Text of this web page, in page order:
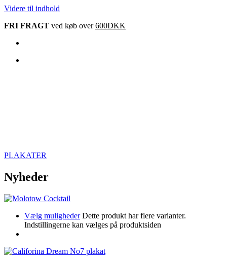
Videre til indhold
FRI FRAGT ved køb over600DKK
PLAKATER
Nyheder
Vælg muligheder Dette produkt har flere varianter.
Indstillingerne kan vælges på produktsiden